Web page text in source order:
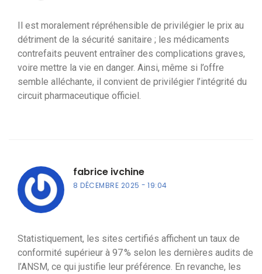
Il est moralement répréhensible de privilégier le prix au
détriment de la sécurité sanitaire ; les médicaments
contrefaits peuvent entraîner des complications graves,
voire mettre la vie en danger. Ainsi, même si l’offre
semble alléchante, il convient de privilégier l’intégrité du
circuit pharmaceutique officiel.
fabrice ivchine
8 DÉCEMBRE 2025 19:04
Statistiquement, les sites certifiés affichent un taux de
conformité supérieur à 97 % selon les dernières audits de
l’ANSM, ce qui justifie leur préférence. En revanche, les